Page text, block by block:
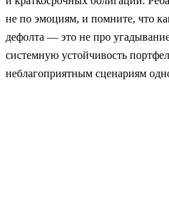
не по эмоциям, и помните, что
дефолта — это не про
системную устойчивость
неблагоприятным сценариям